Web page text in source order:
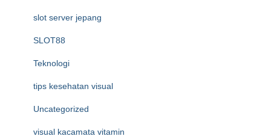
slot server jepang
SLOT88
Teknologi
tips kesehatan visual
Uncategorized
visual kacamata vitamin